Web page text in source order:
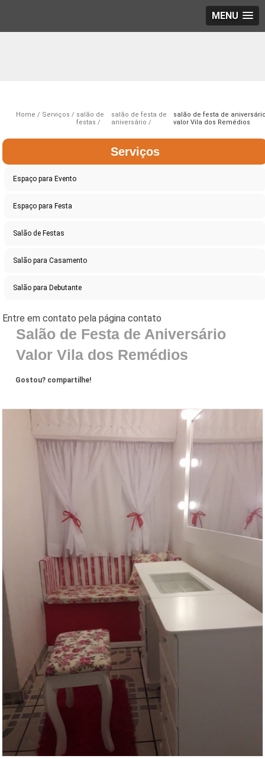
MENU
Home Serviços
salão de
festas
salão de festa de
aniversário
salão de festa de
valor Vila dos Remédios
Serviços
Espaço para Evento
Espaço para Festa
Salão de Festas
Salão para Casamento
Salão para Debutante
Salão de Festa de Aniversário
Valor Vila dos Remédios
Gostou? compartilhe!